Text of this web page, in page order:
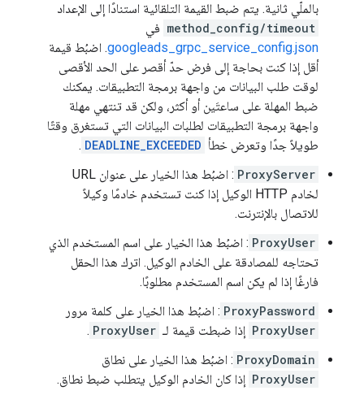
بالملّي ثانية. يتم ضبط القيمة التلقائية استنادًا إلى الإعداد
method_config/timeout في
googleads_grpc_service_config.json. اضبُط قيمة
أقل إذا كنت بحاجة إلى فرض حدّ أقصر على الحد الأقصى
لوقت طلب البيانات من واجهة برمجة التطبيقات. يمكنك
ضبط المهلة على ساعتَين أو أكثر، ولكن قد تنتهي مهلة
واجهة برمجة التطبيقات لطلبات البيانات التي تستغرق وقتًا
طويلاً جدًا وتعرض خطأ DEADLINE_EXCEEDED
.
ProxyServer
: اضبُط هذا الخيار على عنوان URL
لخادم HTTP الوكيل إذا كنت تستخدم خادمًا وكيلاً
للاتصال بالإنترنت.
ProxyUser : اضبُط هذا الخيار على اسم المستخدم الذي
تحتاجه للمصادقة على الخادم الوكيل. اترك هذا الحقل
فارغًا إذا لم يكن اسم المستخدم مطلوبًا.
ProxyPassword : اضبُط هذا الخيار على كلمة مرور
ProxyUser إذا ضبطت قيمة لـ ProxyUser
.
ProxyDomain : اضبُط هذا الخيار على نطاق
ProxyUser إذا كان الخادم الوكيل يتطلب ضبط نطاق.